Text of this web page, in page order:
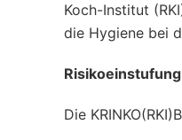
Koch-Institut
die Hygiene bei
Die